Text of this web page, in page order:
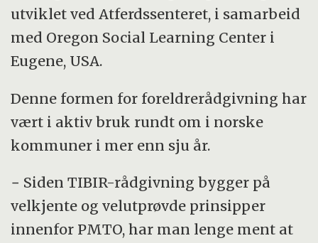
endres slik at positiv involvering mellom
foreldre og barn kan gjenopprettes
• Metoden innebærer aktiv innøving av
på
utviklet ved Atferdssenteret, i samarbeid
med Oregon Social Learning Center i
Eugene, USA.
Denne formen for foreldrerådgivning har
vært i aktiv bruk rundt om i norske
kommuner i mer enn sju år.
− Siden TIBIR-rådgivning bygger på
velkjente og velutprøvde prinsipper
innenfor PMTO, har man lenge ment at